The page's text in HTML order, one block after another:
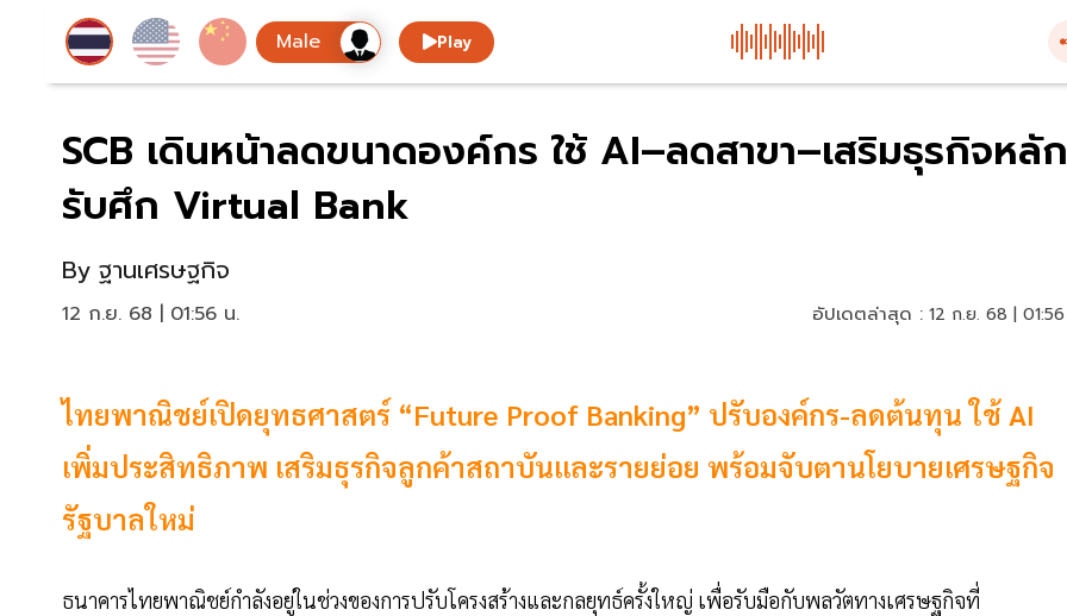
Play
SCB เดินหน้าลดขนาดองค์กร ใช้ AI–ลดสาขา–เสริมธุรกิจหลัก
รับศึก Virtual Bank
By ฐานเศรษฐกิจ
12 ก.ย. 68 | 01:56 น. อัปเดตล่าสุด : 12 ก.ย. 68 |
ไทยพาณิชย์เปิดยุทธศาสตร์ “Future Proof Banking” ปรับองค์กร-ลดต้นทุน ใช้ AI
เพิ่มประสิทธิภาพ เสริมธุรกิจลูกค้าสถาบันและรายย่อย พร้อมจับตานโยบายเศรษฐกิจ
รัฐบาลใหม่
ธนาคารไทยพาณิชย์กำลังอยู่ในช่วงของการปรับโครงสร้างและกลยุทธ์ครั้งใหญ่ เพื่อรับมือกับพลวัตทางเศรษฐกิจที่